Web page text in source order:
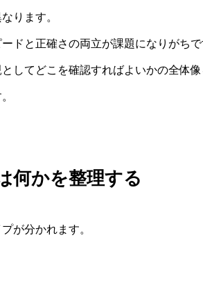
ります。
ドと正確さの両立が課題になりがちで
してどこを確認すればよいかの全体
何かを整理する
が分かれます。